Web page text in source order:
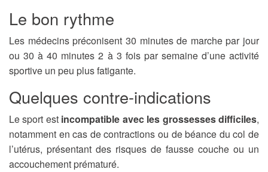
Le bon rythme
Les médecins préconisent 30 minutes de marche par jour
ou 30 à 40 minutes 2 à 3 fois par semaine d’une activité
sportive un peu plus fatigante.
Quelques contre-indications
Le sport est incompatible avec les grossesses difficiles,
notamment en cas de contractions ou de béance du col de
l’utérus, présentant des risques de fausse couche ou un
accouchement prématuré.